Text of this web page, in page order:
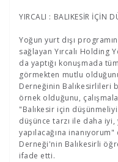
YIRCALI : BALIKESİR İÇİN
Yoğun yurt dışı
sağlayan Yırcalı Holding
da yaptığı konuşmada
görmekten mutlu
Derneğinin Balıkesirlileri
örnek olduğunu,
"Balıkesir için
düşünce tarzı ile daha
yapılacağına
Derneği'nin Balıkesirli
ifade etti.